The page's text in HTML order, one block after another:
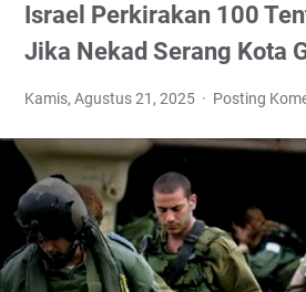
Israel Perkirakan 100
Jika Nekad Serang Kota
Kamis, Agustus 21, 2025 Posting